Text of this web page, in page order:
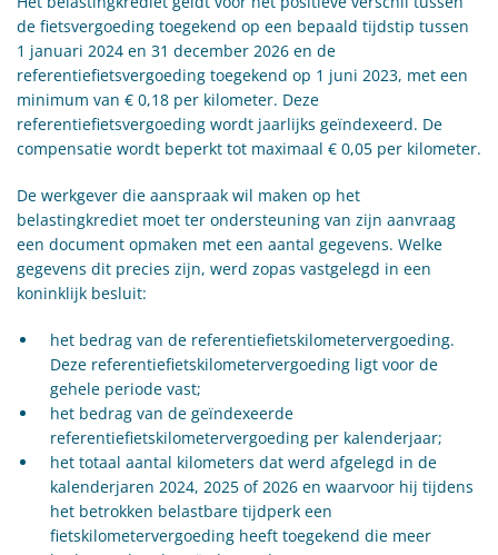
de fietsvergoeding toegekend op een bepaald tijdstip tussen
1 januari 2024 en 31 december 2026 en de
referentiefietsvergoeding toegekend op 1 juni 2023, met een
minimum van € 0,18 per kilometer. Deze
referentiefietsvergoeding wordt jaarlijks geïndexeerd. De
compensatie wordt beperkt tot maximaal € 0,05 per kilometer.
De werkgever die aanspraak wil maken op het
belastingkrediet moet ter ondersteuning van zijn aanvraag
een document opmaken met een aantal gegevens. Welke
gegevens dit precies zijn, werd zopas vastgelegd in een
koninklijk besluit:
het bedrag van de referentiefietskilometervergoeding.
Deze referentiefietskilometervergoeding ligt voor de
gehele periode vast;
het bedrag van de geïndexeerde
referentiefietskilometervergoeding per kalenderjaar;
het totaal aantal kilometers dat werd afgelegd in de
kalenderjaren 2024, 2025 of 2026 en waarvoor hij tijdens
het betrokken belastbare tijdperk een
fietskilometervergoeding heeft toegekend die meer